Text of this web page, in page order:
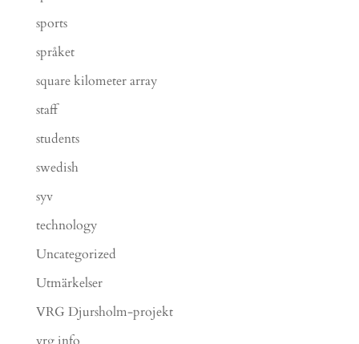
sports
språket
square kilometer array
staff
students
swedish
syv
technology
Uncategorized
Utmärkelser
VRG Djursholm-projekt